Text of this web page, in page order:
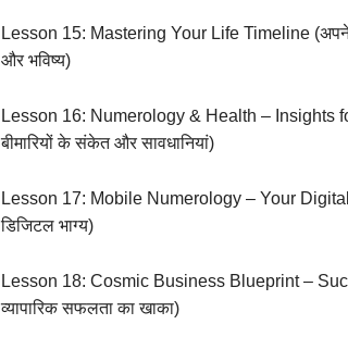
Lesson 15: Mastering Your Life Timeline (अपने
और भविष्य)
Lesson 16: Numerology & Health – Insights
बीमारियों के संकेत और सावधानियां)
Lesson 17: Mobile Numerology – Your Digital
डिजिटल भाग्य)
Lesson 18: Cosmic Business Blueprint –
व्यापारिक सफलता का खाका)